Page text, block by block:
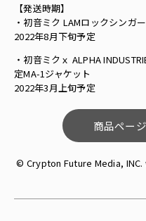
【発送時期】
・初音ミク LAMロックシンガ
2022年8月下旬予定
・初音ミクｘ ALPHA
定MA-1ジャケット
2022年3月上旬予定
商品ペー
© Crypton Future Media,